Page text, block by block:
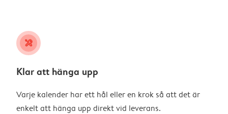
tools
Klar att hänga upp
Varje kalender har ett hål eller en krok så att det är
enkelt att hänga upp direkt vid leverans.